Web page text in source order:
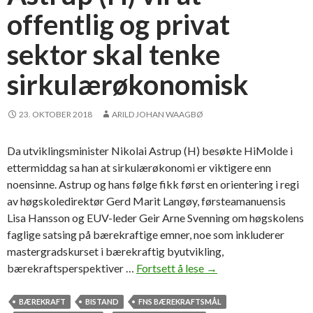
k
o
k
offentlig og privat
sektor skal tenke
sirkulærøkonomisk
23. OKTOBER 2018 ARILD JOHAN WAAGBØ
Da utviklingsminister Nikolai Astrup (H) besøkte HiMolde i
ettermiddag sa han at sirkulærøkonomi er viktigere enn
noensinne. Astrup og hans følge fikk først en orientering i regi
av høgskoledirektør Gerd Marit Langøy, førsteamanuensis
Lisa Hansson og EUV-leder Geir Arne Svenning om høgskolens
faglige satsing på bærekraftige emner, noe som inkluderer
mastergradskurset i bærekraftig byutvikling,
bærekraftsperspektiver … Fortsett å lese U
v
→
BÆREKRAFT BISTAND FNS BÆREKRAFTSMÅL